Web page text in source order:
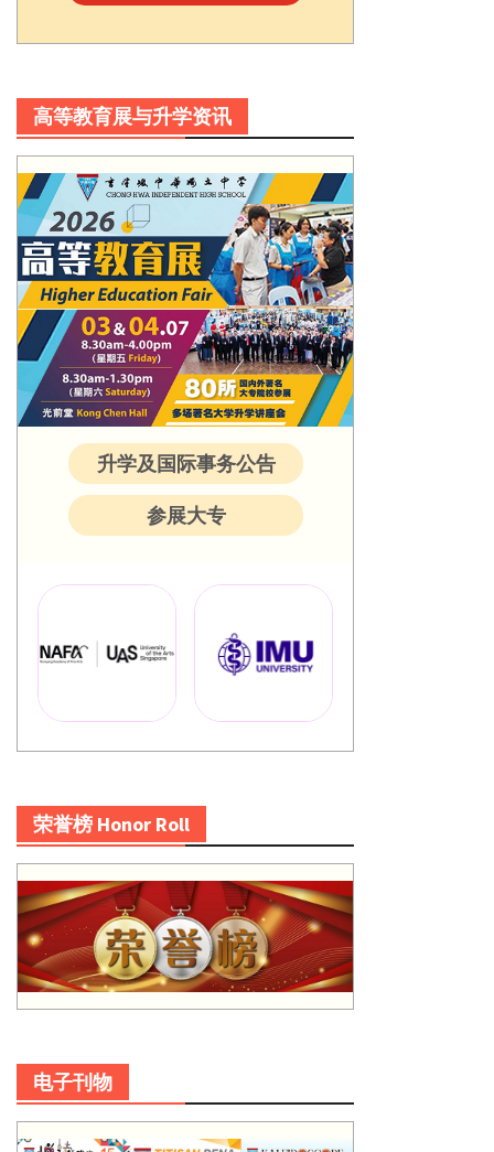
高等教育展与升学资讯
升学及国际事务公告
参展大专
荣誉榜 Honor Roll
电子刊物